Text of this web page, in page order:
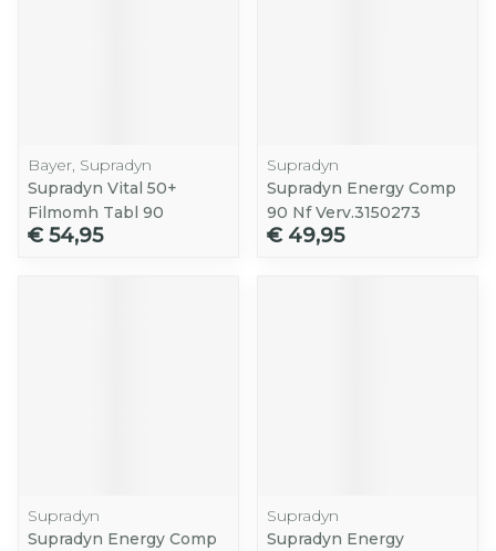
Bayer, Supradyn
Supradyn Vital 50+
Filmomh Tabl 90
€ 54,95
Supradyn
Supradyn Energy Comp
90 Nf Verv.3150273
€ 49,95
Supradyn
Supradyn Energy Comp
Supradyn
Supradyn Energy